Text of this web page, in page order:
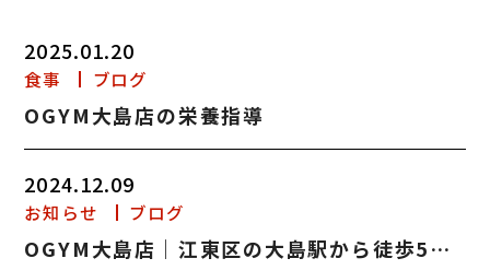
2025.01.20
食事 ブログ
OGYM大島店の栄養指導
2024.12.09
お知らせ ブログ
OGYM大島店｜江東区の大島駅から徒歩5分のパーソナルジム